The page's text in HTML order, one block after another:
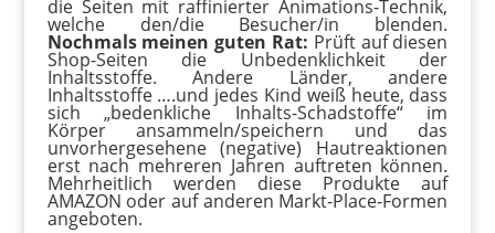
die Seiten mit raffinierter Animations-Technik,
welche den/die Besucher/in blenden.
Nochmals meinen guten Rat: Prüft auf diesen
Shop-Seiten die Unbedenklichkeit der
Inhaltsstoffe. Andere Länder, andere
Inhaltsstoffe ….und jedes Kind weiß heute, dass
sich „bedenkliche Inhalts-Schadstoffe“ im
Körper ansammeln/speichern und das
unvorhergesehene (negative) Hautreaktionen
erst nach mehreren Jahren auftreten können.
Mehrheitlich werden diese Produkte auf
AMAZON oder auf anderen Markt-Place-Formen
angeboten.